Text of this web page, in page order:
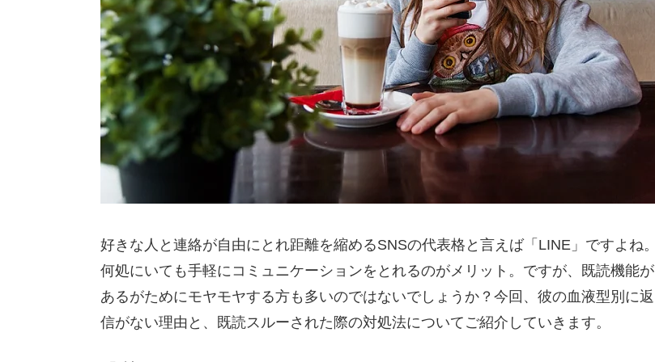
好きな人と連絡が自由にとれ距離を縮めるSNSの代表格と言えば「LINE」ですよね。
何処にいても手軽にコミュニケーションをとれるのがメリット。ですが、既読機能が
あるがためにモヤモヤする方も多いのではないでしょうか？今回、彼の血液型別に返
信がない理由と、既読スルーされた際の対処法についてご紹介していきます。